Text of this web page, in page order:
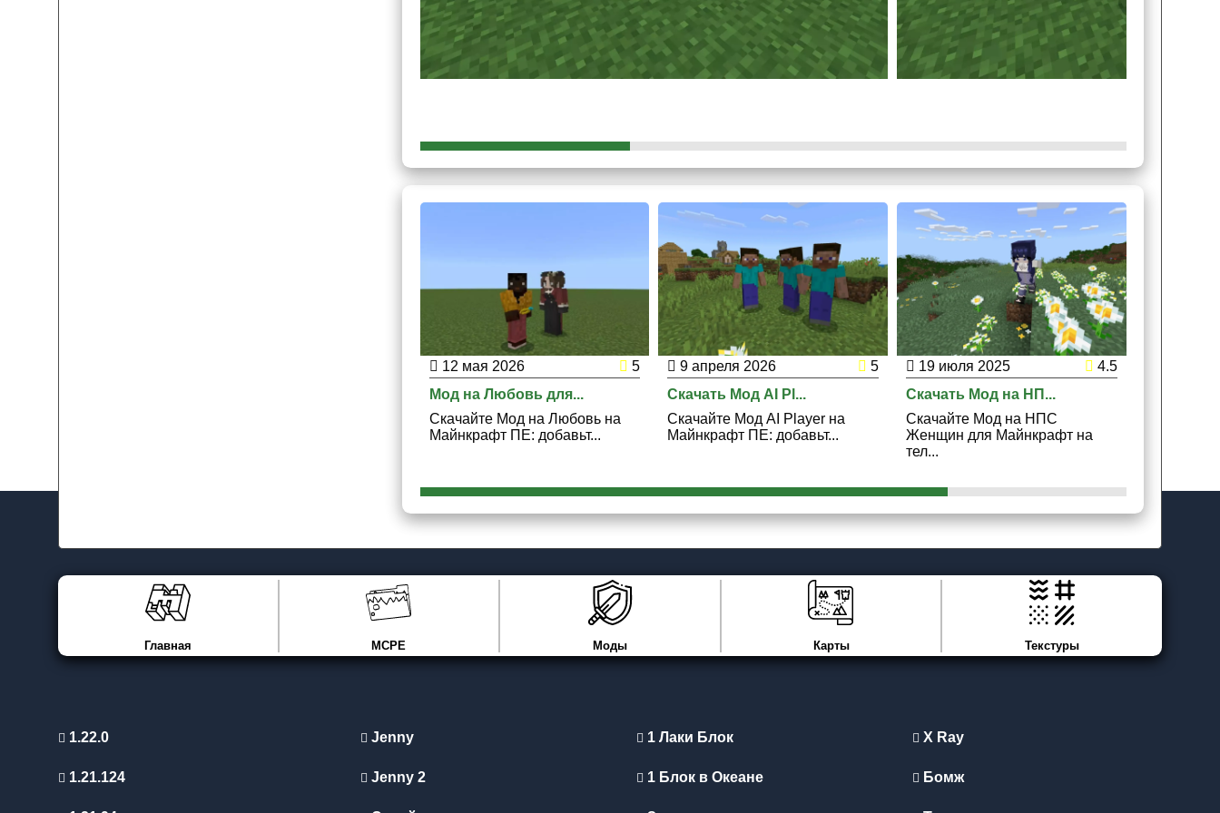
самой игре он сможет создавать НПС, давая им различные скины, роли и диалоги, благодаря которым они
станут более живыми
12 мая 2026
5
Мод на Любовь для...
Скачайте Мод на Любовь на
Майнкрафт ПЕ: добавьт...
9 апреля 2026
5
Скачать Мод AI Pl...
Скачайте Мод AI Player на
Майнкрафт ПЕ: добавьт...
19 июля 2025
4.5
Скачать Мод на НП...
Скачайте Мод на НПС
Женщин для Майнкрафт на
тел...
Главная MCPE Моды Карты Текстуры
1.22.0
1.21.124
Jenny
Jenny 2
1 Лаки Блок
1 Блок в Океане
X Ray
Бомж